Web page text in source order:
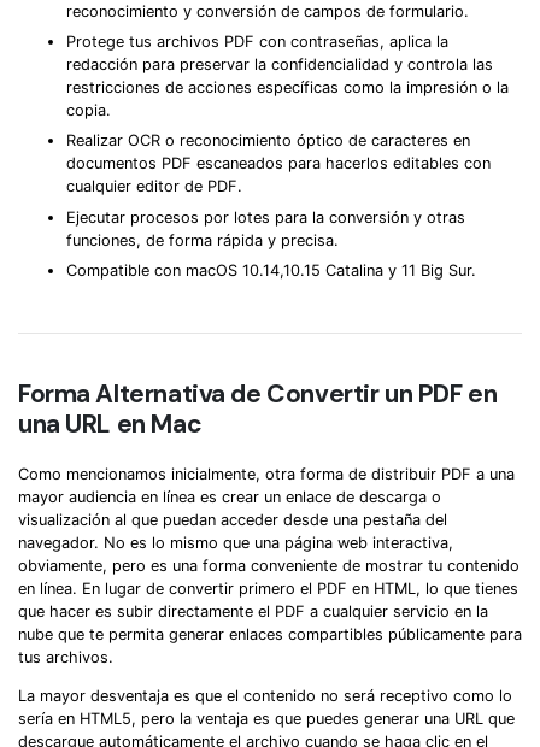
reconocimiento y conversión de campos de formulario.
Protege tus archivos PDF con contraseñas, aplica la
redacción para preservar la confidencialidad y controla las
restricciones de acciones específicas como la impresión o la
copia.
Realizar OCR o reconocimiento óptico de caracteres en
documentos PDF escaneados para hacerlos editables con
cualquier editor de PDF.
Ejecutar procesos por lotes para la conversión y otras
funciones, de forma rápida y precisa.
Compatible con macOS 10.14,10.15 Catalina y 11 Big Sur.
Forma Alternativa de Convertir un PDF en
una URL en Mac
Como mencionamos inicialmente, otra forma de distribuir PDF a una
mayor audiencia en línea es crear un enlace de descarga o
visualización al que puedan acceder desde una pestaña del
navegador. No es lo mismo que una página web interactiva,
obviamente, pero es una forma conveniente de mostrar tu contenido
en línea. En lugar de convertir primero el PDF en HTML, lo que tienes
que hacer es subir directamente el PDF a cualquier servicio en la
nube que te permita generar enlaces compartibles públicamente para
tus archivos.
La mayor desventaja es que el contenido no será receptivo como lo
sería en HTML5, pero la ventaja es que puedes generar una URL que
descargue automáticamente el archivo cuando se haga clic en el